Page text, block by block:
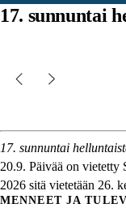
17. sunnuntai
17. sunnuntai
20.9. Päivää on vietetty
2026 sitä vietetään 26.
MENNEET JA